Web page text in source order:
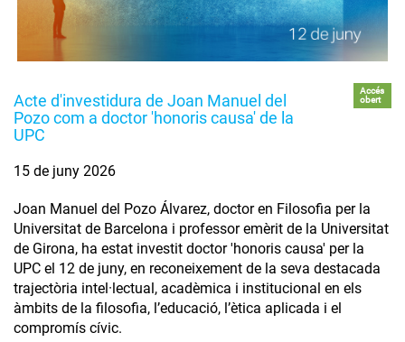
Acte d'investidura de Joan Manuel del
Pozo com a doctor 'honoris causa' de la
UPC
Accés
obert
15 de juny 2026
Joan Manuel del Pozo Álvarez, doctor en Filosofia per la
Universitat de Barcelona i professor emèrit de la Universitat
de Girona, ha estat investit doctor 'honoris causa' per la
UPC el 12 de juny, en reconeixement de la seva destacada
trajectòria intel·lectual, acadèmica i institucional en els
àmbits de la filosofia, l’educació, l’ètica aplicada i el
compromís cívic.